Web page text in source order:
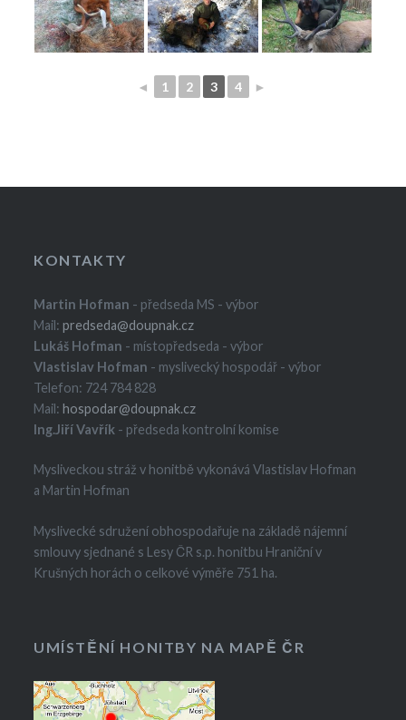
◄ 1 2 3 4 ►
KONTAKTY
Martin Hofman - předseda MS - výbor
Mail:predseda@doupnak.cz
Lukáš Hofman - místopředseda - výbor
Vlastislav Hofman - myslivecký hospodář - výbor
Telefon: 724 784 828
Mail:hospodar@doupnak.cz
Ing.Jiří Vavřík - předseda kontrolní komise
Mysliveckou stráž v honitbě vykonává Vlastislav Hofman
a Martin Hofman
Myslivecké sdružení obhospodařuje na základě nájemní
smlouvy sjednané s Lesy ČR s.p. honitbu Hraniční v
Krušných horách o celkové výměře 751 ha.
UMÍSTĚNÍ HONITBY NA MAPĚ ČR